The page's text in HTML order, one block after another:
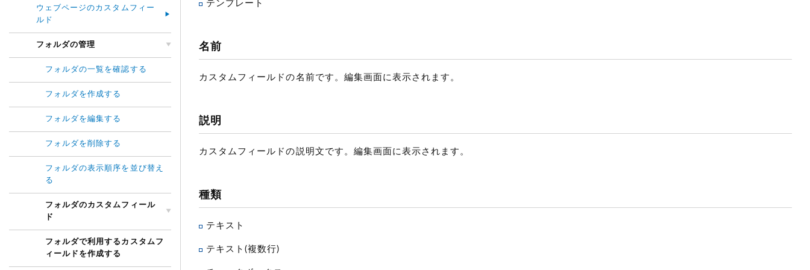
テンプレート
名前
カスタムフィールドの名前です。編集画面に表示されます。
説明
カスタムフィールドの説明文です。編集画面に表示されます。
種類
テキスト
テキスト(複数行)
ウェブページのカスタムフィー
ルド
フォルダの管理
フォルダの一覧を確認する
フォルダを作成する
フォルダを編集する
フォルダを削除する
フォルダの表示順序を並び替え
る
フォルダのカスタムフィール
ド
フォルダで利用するカスタムフ
ィールドを作成する